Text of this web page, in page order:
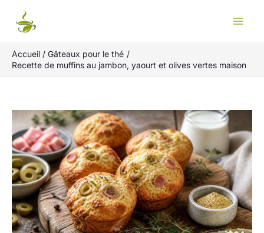
Accueil
Gâteaux pour le thé
Recette de muffins au jambon, yaourt et olives vertes maison